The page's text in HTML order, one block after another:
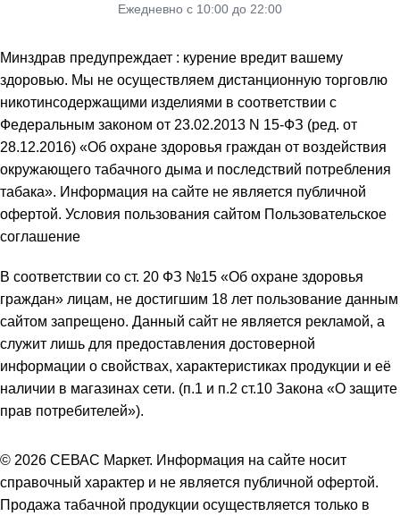
Ежедневно с 10:00 до 22:00
Минздрав предупреждает : курение вредит вашему
здоровью. Мы не осуществляем дистанционную торговлю
никотинсодержащими изделиями в соответствии с
Федеральным законом от 23.02.2013 N 15-ФЗ (ред. от
28.12.2016) «Об охране здоровья граждан от воздействия
окружающего табачного дыма и последствий потребления
табака». Информация на сайте не является публичной
офертой. Условия пользования сайтом Пользовательское
соглашение
В соответствии со ст. 20 ФЗ №15 «Об охране здоровья
граждан» лицам, не достигшим 18 лет пользование данным
сайтом запрещено. Данный сайт не является рекламой, а
служит лишь для предоставления достоверной
информации о свойствах, характеристиках продукции и её
наличии в магазинах сети. (п.1 и п.2 ст.10 Закона «О защите
прав потребителей»).
© 2026 СЕВАС Маркет. Информация на сайте носит
справочный характер и не является публичной офертой.
Продажа табачной продукции осуществляется только в